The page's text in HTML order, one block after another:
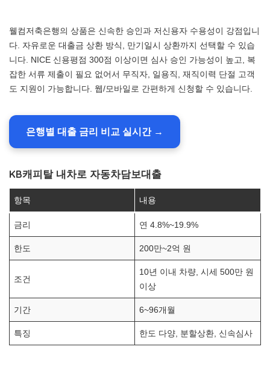
웰컴저축은행의 상품은 신속한 승인과 저신용자 수용성이 강점입니
다. 자유로운 대출금 상환 방식, 만기일시 상환까지 선택할 수 있습
니다. NICE 신용평점 300점 이상이면 심사 승인 가능성이 높고, 복
잡한 서류 제출이 필요 없어서 무직자, 일용직, 재직이력 단절 고객
도 지원이 가능합니다. 웹/모바일로 간편하게 신청할 수 있습니다.
은행별 대출 금리 비교 실시간 →
KB캐피탈 내차로 자동차담보대출
항목 내용
금리 연 4.8%~19.9%
한도 200만~2억 원
조건
10년 이내 차량, 시세 500만 원
이상
기간 6~96개월
특징 한도 다양, 분할상환, 신속심사